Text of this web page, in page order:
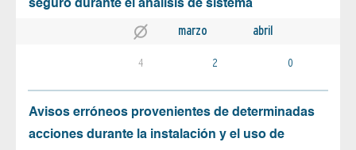
seguro durante el análisis de sistema
marzo abril
4 2 0
Avisos erróneos provenientes de determinadas
acciones durante la instalación y el uso de